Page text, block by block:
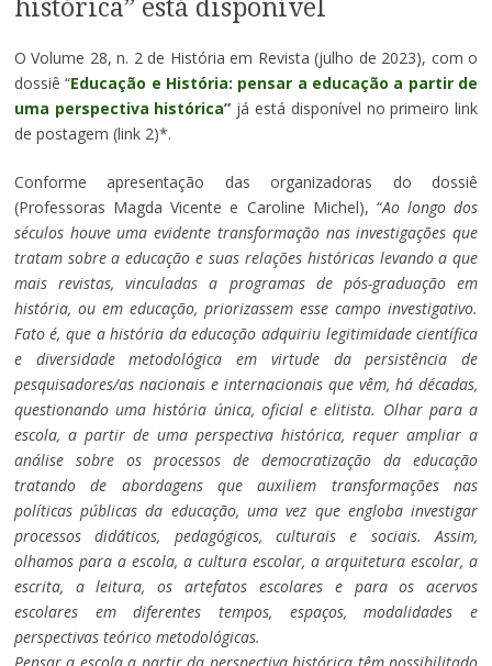
histórica” está disponível
O Volume 28, n. 2 de História em Revista (julho de 2023), com o
dossiê “Educação e História: pensar a educação a partir de
uma perspectiva histórica” já está disponível no primeiro link
de postagem (link 2)*.
Conforme apresentação das organizadoras do dossiê
(Professoras Magda Vicente e Caroline Michel), “Ao longo dos
séculos houve uma evidente transformação nas investigações que
tratam sobre a educação e suas relações históricas levando a que
mais revistas, vinculadas a programas de pós-graduação em
história, ou em educação, priorizassem esse campo investigativo.
Fato é, que a história da educação adquiriu legitimidade científica
e diversidade metodológica em virtude da persistência de
pesquisadores/as nacionais e internacionais que vêm, há décadas,
questionando uma história única, oficial e elitista. Olhar para a
escola, a partir de uma perspectiva histórica, requer ampliar a
análise sobre os processos de democratização da educação
tratando de abordagens que auxiliem transformações nas
políticas públicas da educação, uma vez que engloba investigar
processos didáticos, pedagógicos, culturais e sociais. Assim,
olhamos para a escola, a cultura escolar, a arquitetura escolar, a
escrita, a leitura, os artefatos escolares e para os acervos
escolares em diferentes tempos, espaços, modalidades e
perspectivas teórico metodológicas.